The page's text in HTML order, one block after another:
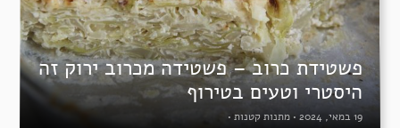
פשטידת כרוב – פשטידה מכרוב ירוק זה
היסטרי וטעים בטירוף
19 במאי, 2024 • מתנות קטנות •